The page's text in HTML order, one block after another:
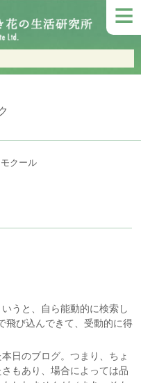
≡
クール
うと、自ら能動的に検索し
び込んできて、受動的に得
日のブログ。つまり、ちょ
もあり、場合によっては品